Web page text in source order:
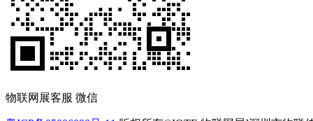
物联网展客服 微信